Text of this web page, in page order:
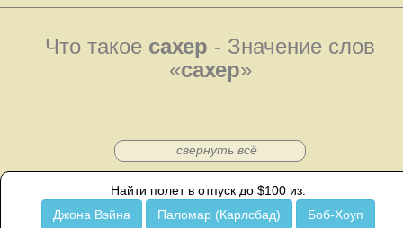
Что такое сахер - Значение слов
«сахер»
свернуть всё
Найти полет в отпуск до $100 из:
Джона Вэйна
Паломар (Карлсбад) Боб-Хоуп